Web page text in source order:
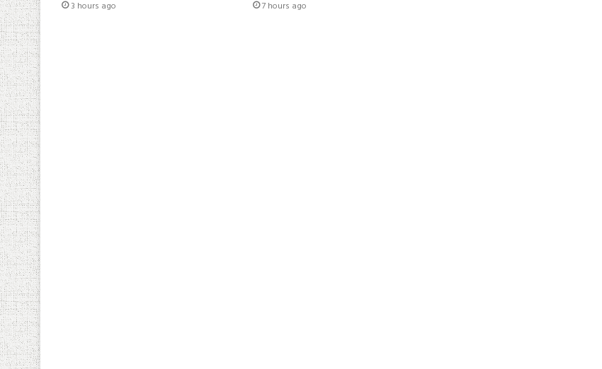
3 hours ago
7 hours ago